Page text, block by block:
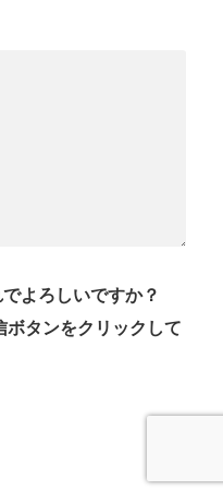
よろしいですか？
タンをクリックして